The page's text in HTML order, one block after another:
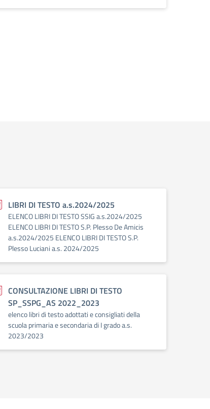
LIBRI DI TESTO a.s.2024/2025
ELENCO LIBRI DI TESTO SSIG a.s.2024/2025
ELENCO LIBRI DI TESTO S.P. Plesso De Amicis
a.s.2024/2025 ELENCO LIBRI DI TESTO S.P.
Plesso Luciani a.s. 2024/2025
CONSULTAZIONE LIBRI DI TESTO
SP_SSPG_AS 2022_2023
elenco libri di testo adottati e consigliati della
scuola primaria e secondaria di I grado a.s.
2023/2023